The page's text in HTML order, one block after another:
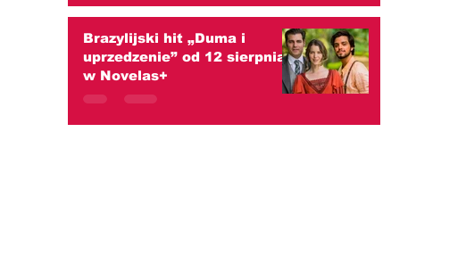
Brazylijski hit „Duma i
uprzedzenie” od 12 sierpnia
w Novelas+